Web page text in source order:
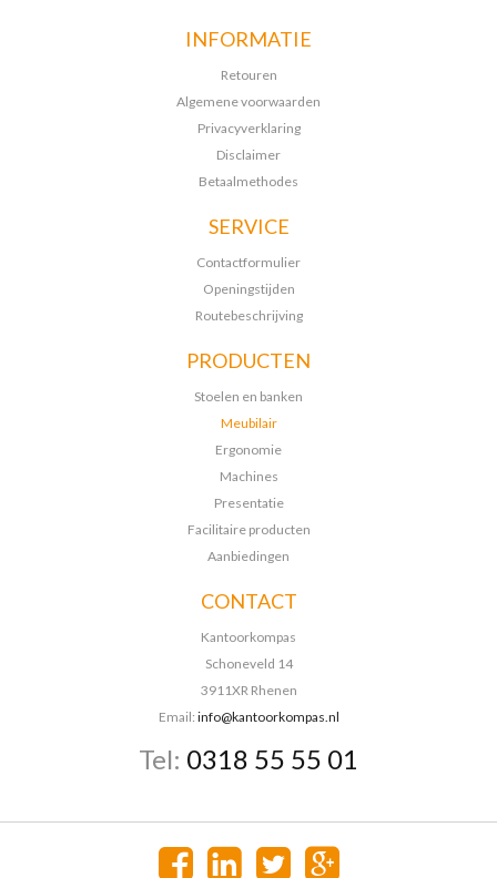
INFORMATIE
Retouren
Algemene voorwaarden
Privacyverklaring
Disclaimer
Betaalmethodes
SERVICE
Contactformulier
Openingstijden
Routebeschrijving
PRODUCTEN
Stoelen en banken
Meubilair
Ergonomie
Machines
Presentatie
Facilitaire producten
Aanbiedingen
CONTACT
Kantoorkompas
Schoneveld 14
3911XR Rhenen
Email: info@kantoorkompas.nl
Tel: 0318 55 55 01